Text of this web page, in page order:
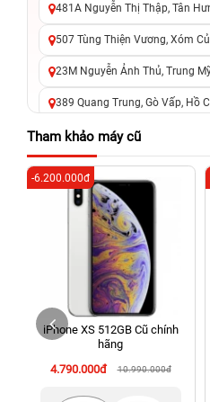
481A Nguyễn Thị Thập, Tân
507 Tùng Thiện Vương, Xóm
23M Nguyễn Ảnh Thủ, Trung
389 Quang Trung, Gò Vấp, Hồ
625 - 625A Âu Cơ, Tân Phú, Hồ
326 Lê Văn Việt, Tăng Nhơn
Đức cũ)
256 Võ Văn Ngân, Thủ Đức, Hồ
Đức Cũ)
70 Nguyễn An Ninh, Dĩ An, Hồ
24h Vũng Tàu: 162A Ba Cu,
Tàu cũ)
198 Hoàng Văn Thụ, Tân Sơn
Tham khảo máy cũ
iPhone XS 512GB Cũ chính
hãng
4.790.000đ
10.990.000đ
-6.200.000đ